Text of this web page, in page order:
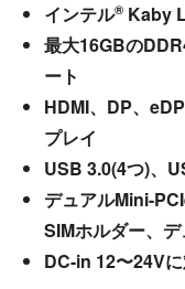
インテル®Kaby
最大16GBの
ート
HDMI、DP、
プレイ
USB 3.0(4つ)、
デュアルMini-
SIMホルダー、
DC-in 12〜24V